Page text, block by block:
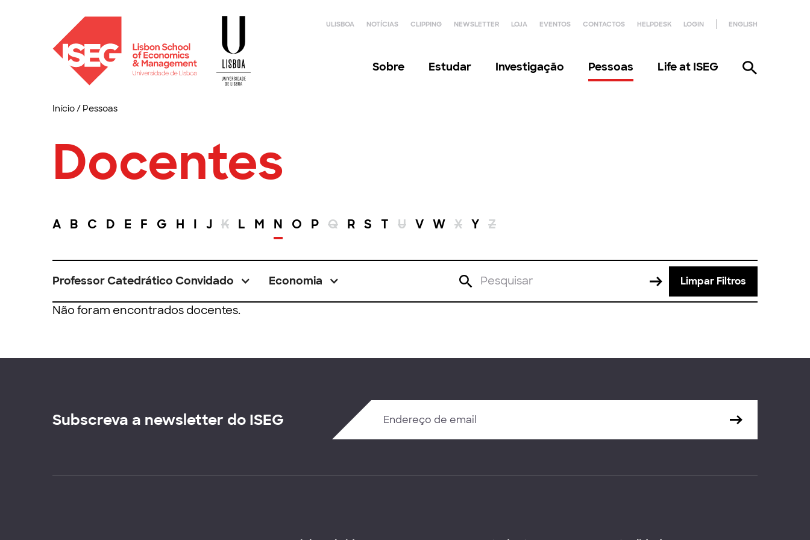
ULISBOA NOTÍCIAS CLIPPING NEWSLETTER LOJA EVENTOS CONTACTOS HELPDESK LOGIN ENGLISH
Sobre Estudar Investigação Pessoas Life at ISEG
Início/ Pessoas
Docentes
A B C D E F G H I J K L M N O P Q R S T U V W X Y Z
Professor Catedrático Convidado Economia Limpar Filtros
Não foram encontrados docentes.
Subscreva a newsletter do ISEG